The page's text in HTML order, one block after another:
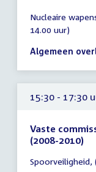
vergadering
15:00
-
uur
Nucleaire
14.00 uur)
Algemeen
15:30 - 17:30
Vaste
(2008-2010)
vergadering
Spoorveiligheid,